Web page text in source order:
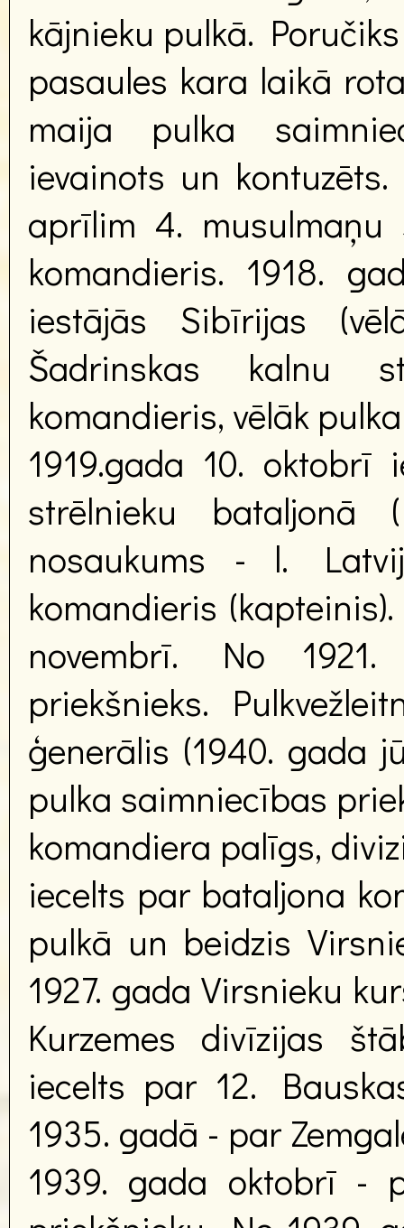
kājnieku pulkā.
pasaules kara laikā
maija pulka
ievainots un
aprīlim 4. musulmaņu
komandieris. 1918.
iestājās Sibīrijas
Šadrinskas kalnu
komandieris, vēlāk
1919.gada 10. oktobrī
strēlnieku
nosaukums - l.
komandieris
novembrī. No
priekšnieks.
ģenerālis (1940. gada
pulka saimniecības
komandiera palīgs,
iecelts par bataljona
pulkā un beidzis
1927. gada Virsnieku
Kurzemes divīzijas
iecelts par 12.
1935. gadā - par
1939. gada oktobrī -